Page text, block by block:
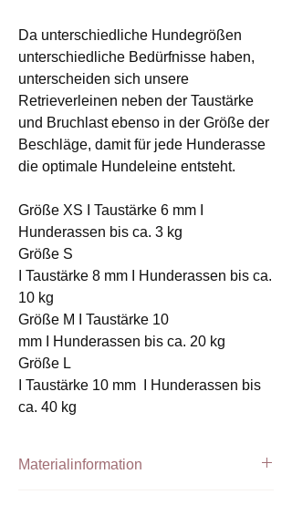
Da unterschiedliche Hundegrößen
unterschiedliche Bedürfnisse haben,
unterscheiden sich unsere
Retrieverleinen neben der Taustärke
und Bruchlast ebenso in der Größe der
Beschläge, damit für jede Hunderasse
die optimale Hundeleine entsteht.
Größe XS I Taustärke 6 mm I
Hunderassen bis ca. 3 kg
Größe S
I Taustärke 8 mm I Hunderassen bis ca.
10 kg
Größe M I Taustärke 10
mm I Hunderassen bis ca. 20 kg
Größe L
I Taustärke 10 mm I Hunderassen bis
ca. 40 kg
Materialinformation